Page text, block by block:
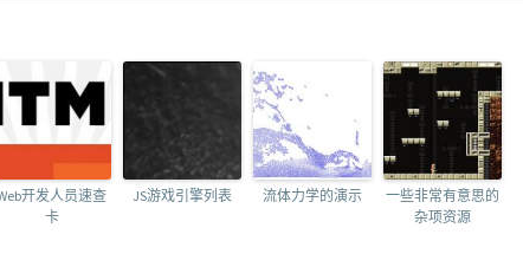
开发人员速查
卡
JS游戏引擎列表 流体力学的演示
一些非常有意思的
杂项资源